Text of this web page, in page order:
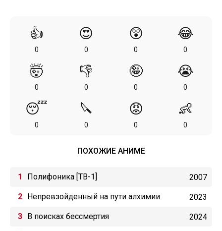
👍
0
😍
0
😲
0
😂
0
🤯
0
👎
0
🤪
0
😭
0
😴
0
🔪
0
😡
0
👶
0
ПОХОЖИЕ АНИМЕ
Полифоника [ТВ-1] 2007
Непревзойденный на пути алхимии 2023
В поисках бессмертия 2024